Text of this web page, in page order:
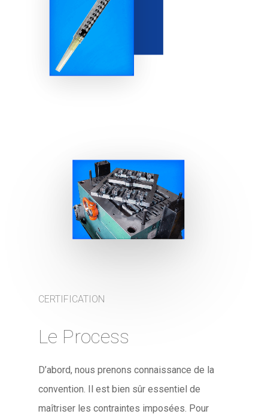
CERTIFICATION
Le Process
D’abord, nous prenons connaissance de la
convention. Il est bien sûr essentiel de
maîtriser les contraintes imposées. Pour